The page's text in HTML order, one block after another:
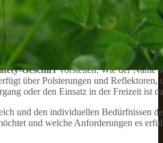
speziell für schnelle Hunde
eng am Zugmittel, um eine maximale
eine gute Wahl sein.
Geschirrvorstellen. Wie der Name
über Polsterungen und
oder den Einsatz in der Freizeit ist
und den individuellen Bedürfnissen
und welche Anforderungen es